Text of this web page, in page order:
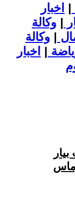
| اخبار
| وكالة
| وكالة
| اخبار